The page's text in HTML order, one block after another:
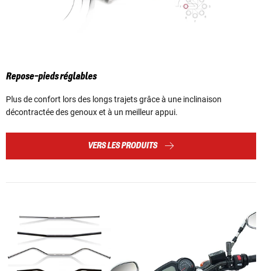
Repose-pieds réglables
Plus de confort lors des longs trajets grâce à une inclinaison
décontractée des genoux et à un meilleur appui.
VERS LES PRODUITS